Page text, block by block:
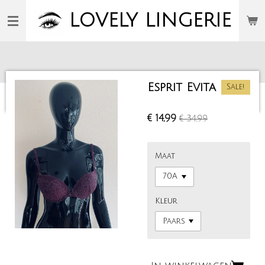
direct
LOVELY LINGERIE
Esprit Evita Sale!
€ 14,99 € 34,99
Maat
Kleur